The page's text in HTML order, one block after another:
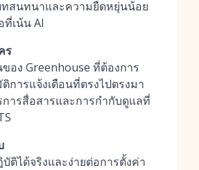
สนทนาและความยืดหยุ่นน้อย
ที่เน้น AI
ร
อง Greenhouse ที่ต้องการ
การแจ้งเตือนที่ตรงไปตรงมา
ารสื่อสารและการกำกับดูแลที่
ติได้จริงและง่ายต่อการตั้งค่า